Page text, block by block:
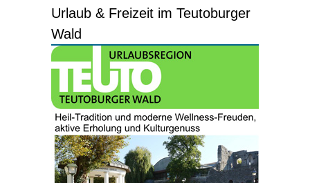
Urlaub & Freizeit im Teutoburger
Wald